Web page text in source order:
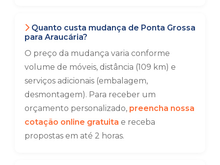
Quanto custa mudança de Ponta Grossa
para Araucária?
O preço da mudança varia conforme
volume de móveis, distância (109 km) e
serviços adicionais (embalagem,
desmontagem). Para receber um
orçamento personalizado, preencha nossa
cotação online gratuita e receba
propostas em até 2 horas.